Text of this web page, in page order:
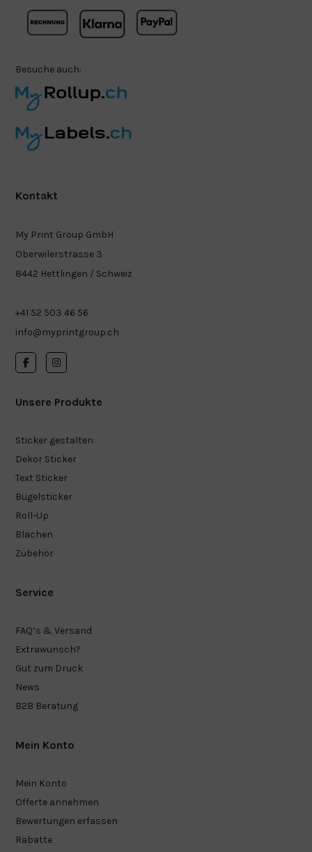
Besuche auch:
Kontakt
My Print Group GmbH
Oberwilerstrasse 3
8442 Hettlingen / Schweiz
+41 52 503 46 56
info@myprintgroup.ch
Unsere Produkte
Sticker gestalten
Dekor Sticker
Text Sticker
Bügelsticker
Roll-Up
Blachen
Zubehör
Service
FAQ’s & Versand
Extrawunsch?
Gut zum Druck
News
B2B Beratung
Mein Konto
Mein Konto
Offerte annehmen
Bewertungen erfassen
Rabatte